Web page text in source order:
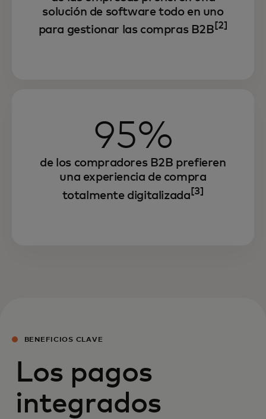
solución de software todo en uno
para gestionar las compras B2B [2]
95%
de los compradores B2B prefieren
una experiencia de compra
totalmente digitalizada [3]
BENEFICIOS CLAVE
Los pagos
integrados